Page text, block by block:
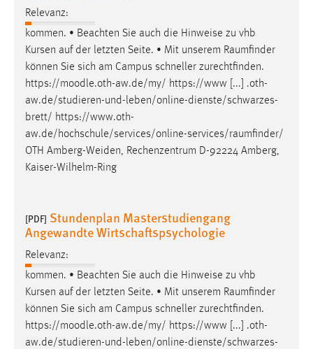
Relevanz:
kommen. • Beachten Sie auch die Hinweise zu vhb
Kursen auf der letzten Seite. • Mit unserem Raumfinder
können Sie sich am Campus schneller zurechtfinden.
https://moodle.oth-aw.de/my/ https://www [...] .oth-
aw.de/studieren-und-leben/online-dienste/schwarzes-
brett/ https://www.oth-
aw.de/hochschule/services/online-services/raumfinder/
OTH Amberg-Weiden, Rechenzentrum D-92224 Amberg,
Kaiser-Wilhelm-Ring
[PDF] Stundenplan Masterstudiengang
Angewandte Wirtschaftspsychologie
Relevanz:
kommen. • Beachten Sie auch die Hinweise zu vhb
Kursen auf der letzten Seite. • Mit unserem Raumfinder
können Sie sich am Campus schneller zurechtfinden.
https://moodle.oth-aw.de/my/ https://www [...] .oth-
aw.de/studieren-und-leben/online-dienste/schwarzes-